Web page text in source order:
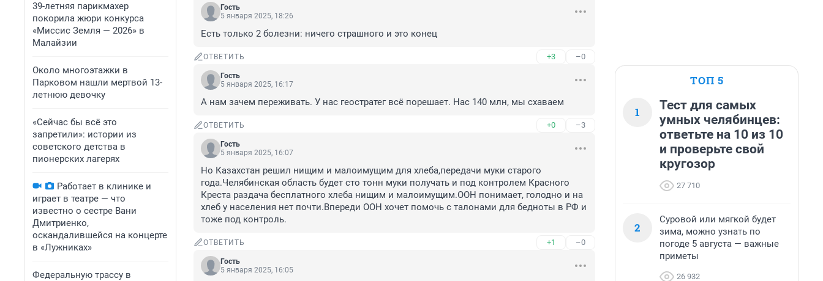
39-летняя парикмахер
покорила жюри конкурса
«Миссис Земля — 2026» в
Малайзии
Около многоэтажки в
Парковом нашли мертвой 13-
летнюю девочку
«Сейчас бы всё это
запретили»: истории из
советского детства в
пионерских лагерях
Работает в клинике и
играет в театре — что
известно о сестре Вани
Дмитриенко,
оскандалившейся на концерте
в «Лужниках»
Федеральную трассу в
Гость
5 января 2025, 18:26
Есть только 2 болезни: ничего страшного и это конец
ОТВЕТИТЬ +3 –0
Гость
5 января 2025, 16:17
А нам зачем переживать. У нас геостратег всё порешает. Нас 140 млн, мы схаваем
ОТВЕТИТЬ +0 –3
Гость
5 января 2025, 16:07
Но Казахстан решил нищим и малоимущим для хлеба,передачи муки старого
года.Челябинская область будет сто тонн муки получать и под контролем Красного
Креста раздача бесплатного хлеба нищим и малоимущим.ООН понимает, голодно и на
хлеб у населения нет почти.Впереди ООН хочет помочь с талонами для бедноты в РФ и
тоже под контроль.
ОТВЕТИТЬ +1 –0
Гость
5 января 2025, 16:05
ТОП 5
1
Тест для самых
умных челябинцев:
ответьте на 10 из 10
и проверьте свой
кругозор
27 710
2
Суровой или мягкой будет
зима, можно узнать по
погоде 5 августа — важные
приметы
26 932